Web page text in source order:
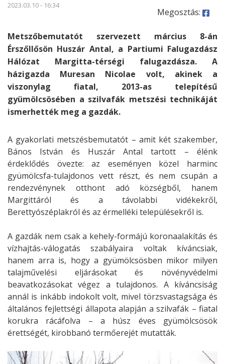
2023.03.10 - 16:34
Megosztás:
Metszőbemutatót szervezett március 8-án
Érszőllősön Huszár Antal, a Partiumi Falugazdász
Hálózat Margitta-térségi falugazdásza. A
házigazda Muresan Nicolae volt, akinek a
viszonylag fiatal, 2013-as telepítésű
gyümölcsösében a szilvafák metszési technikáját
ismerhették meg a gazdák.
A gyakorlati metszésbemutatót – amit két szakember,
Bános István és Huszár Antal tartott – élénk
érdeklődés övezte: az eseményen közel harminc
gyümölcsfa-tulajdonos vett részt, és nem csupán a
rendezvénynek otthont adó községből, hanem
Margittáról és a távolabbi vidékekről,
Berettyószéplakról és az érmelléki településekről is.
A gazdák nem csak a kehely-formájú koronaalakítás és
vízhajtás-válogatás szabályaira voltak kíváncsiak,
hanem arra is, hogy a gyümölcsösben mikor milyen
talajművelési eljárásokat és növényvédelmi
beavatkozásokat végez a tulajdonos. A kíváncsiság
annál is inkább indokolt volt, mivel törzsvastagsága és
általános fejlettségi állapota alapján a szilvafák – fiatal
korukra rácáfolva – a húsz éves gyümölcsösök
érettségét, kirobbanó termőerejét mutatták.